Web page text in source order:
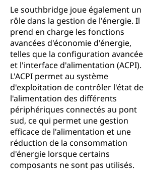
Le southbridge joue également un
rôle dans la gestion de l'énergie. Il
prend en charge les fonctions
avancées d'économie d'énergie,
telles que la configuration avancée
et l'interface d'alimentation (ACPI).
L'ACPI permet au système
d'exploitation de contrôler l'état de
l'alimentation des différents
périphériques connectés au pont
sud, ce qui permet une gestion
efficace de l'alimentation et une
réduction de la consommation
d'énergie lorsque certains
composants ne sont pas utilisés.